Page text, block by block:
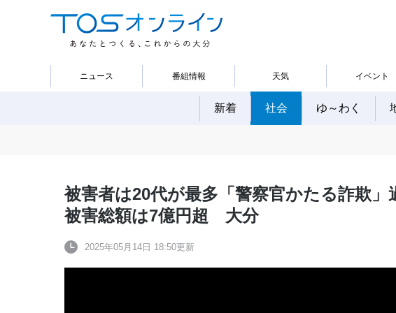
ニュース 番組情報 天気 イベント
新着 社会 ゆ～わく
被害者は20代が最多「警察官かたる詐欺
被害総額は7億円超 大分
2025年05月14日 18:50更新